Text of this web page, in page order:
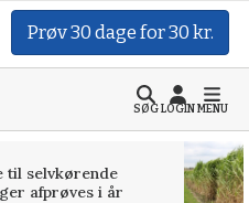
Prøv 30 dage for 30 kr.
SØGLOGINMENU
til selvkørende
afprøves i år